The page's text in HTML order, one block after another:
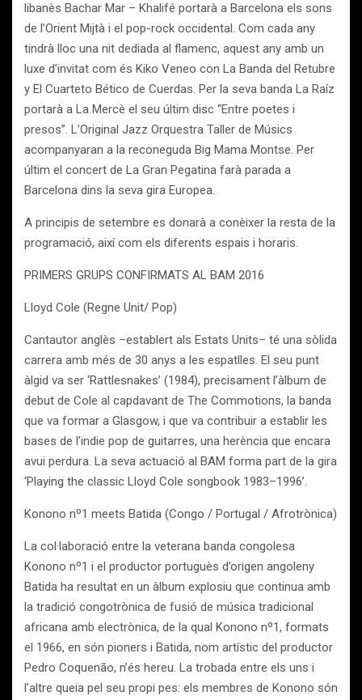
libanès Bachar Mar – Khalifé portarà a Barcelona els sons
de l’Orient Mijtà i el pop-rock occidental. Com cada any
tindrà lloc una nit dediada al flamenc, aquest any amb un
luxe d’invitat com és Kiko Veneo con La Banda del Retubre
y El Cuarteto Bético de Cuerdas. Per la seva banda La Raíz
portarà a La Mercè el seu últim disc “Entre poetes i
presos”. L’Original Jazz Orquestra Taller de Músics
acompanyaran a la reconeguda Big Mama Montse. Per
últim el concert de La Gran Pegatina farà parada a
Barcelona dins la seva gira Europea.
A principis de setembre es donarà a conèixer la resta de la
programació, així com els diferents espais i horaris.
PRIMERS GRUPS CONFIRMATS AL BAM 2016
Lloyd Cole (Regne Unit/ Pop)
Cantautor anglès –establert als Estats Units– té una sòlida
carrera amb més de 30 anys a les espatlles. El seu punt
àlgid va ser ‘Rattlesnakes’ (1984), precisament l’àlbum de
debut de Cole al capdavant de The Commotions, la banda
que va formar a Glasgow, i que va contribuir a establir les
bases de l’indie pop de guitarres, una herència que encara
avui perdura. La seva actuació al BAM forma part de la gira
‘Playing the classic Lloyd Cole songbook 1983–1996’.
Konono nº1 meets Batida (Congo / Portugal / Afrotrònica)
La col·laboració entre la veterana banda congolesa
Konono nº1 i el productor portuguès d’origen angoleny
Batida ha resultat en un àlbum explosiu que continua amb
la tradició congotrònica de fusió de música tradicional
africana amb electrònica, de la qual Konono nº1, formats
el 1966, en són pioners i Batida, nom artístic del productor
Pedro Coquenão, n’és hereu. La trobada entre els uns i
l’altre queia pel seu propi pes: els membres de Konono són